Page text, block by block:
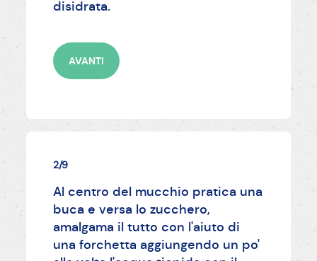
disidrata.
AVANTI
2/9
Al centro del mucchio pratica una
buca e versa lo zucchero,
amalgama il tutto con l'aiuto di
una forchetta aggiungendo un po'